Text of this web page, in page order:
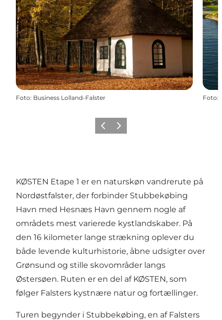
Foto: Business Lolland-Falster Foto:
ForrigeNæste
KØSTEN Etape 1 er en naturskøn vandrerute på
Nordøstfalster, der forbinder Stubbekøbing
Havn med Hesnæs Havn gennem nogle af
områdets mest varierede kystlandskaber. På
den 16 kilometer lange strækning oplever du
både levende kulturhistorie, åbne udsigter over
Grønsund og stille skovområder langs
Østersøen. Ruten er en del af KØSTEN, som
følger Falsters kystnære natur og fortællinger.
Turen begynder i Stubbekøbing, en af Falsters